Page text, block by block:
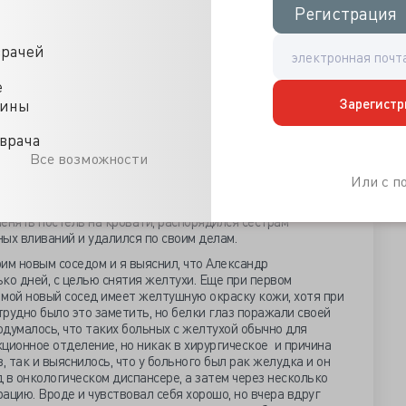
Все возможности
Регистрация
Регистрация
Или с
заглянула раздатчица питания и спросила: «Буду ли я
что я отрицательно помотал головой. Устроившись на
как ни странно показывали всего одну программу.
кнопки на телевизоре не работали по причине их
телевизор, готовился к операции. В шесть часов вечера
врач и сообщил мне, что в палату подселят еще
так как понимал, что если, кого и подселят, то
говоря, было скучно одному томиться в больничных
и мой новый сосед. На вид ему было лет пятьдесят,
«Александр» и стал разбирать свои вещи.
постель на кровати, распорядился сестрам
вливаний и удалился по своим делам.
новым соседом и я выяснил, что Александр
дней, с целью снятия желтухи. Еще при первом
новый сосед имеет желтушную окраску кожи, хотя при
было это заметить, но белки глаз поражали своей
что таких больных с желтухой обычно для
отделение, но никак в хирургическое и причина
так и выяснилось, что у больного был рак желудка и он
онкологическом диспансере, а затем через несколько
Вроде и чувствовал себя хорошо, но вчера вдруг